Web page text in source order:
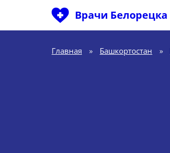
Врачи Белорецка
Главная » Башкортостан »